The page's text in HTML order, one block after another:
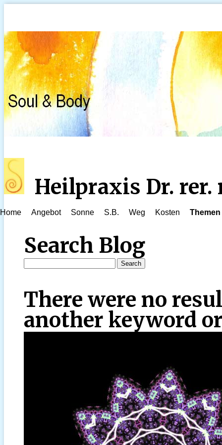
Heilpraxis Dr. rer.
Home Angebot Sonne S.B. Weg Kosten Themen
Search Blog
There were no
another keyword